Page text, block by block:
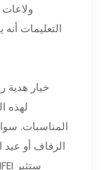
التعليمات
لهذه
المناسبات.
الزفاف أو عيد